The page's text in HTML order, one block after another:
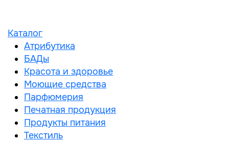
Каталог
Атрибутика
БАДы
Красота и здоровье
Моющие средства
Парфюмерия
Печатная продукция
Продукты питания
Текстиль